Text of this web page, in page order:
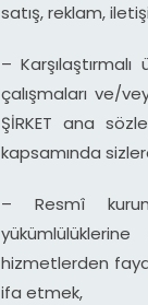
satış, reklam,
–
çalışmaları ve/
ŞİRKET ana
kapsamında
– Resmî
hizmetlerden
ifa etmek,